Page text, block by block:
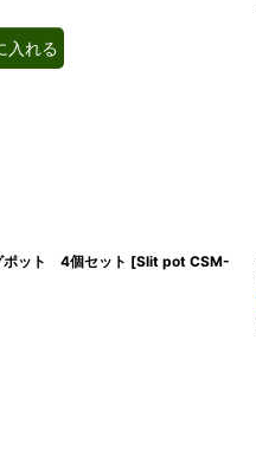
入れる
ット 4個セット [Slit pot CSM-